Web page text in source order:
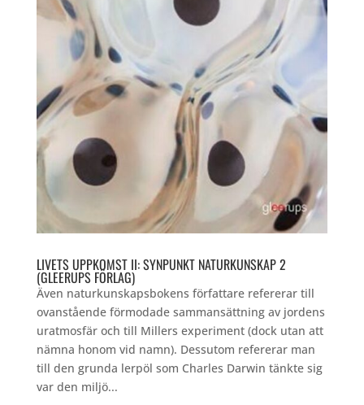
LIVETS UPPKOMST II: SYNPUNKT NATURKUNSKAP 2
(GLEERUPS FÖRLAG)
Även naturkunskapsbokens författare refererar till
ovanstående förmodade sammansättning av jordens
uratmosfär och till Millers experiment (dock utan att
nämna honom vid namn). Dessutom refererar man
till den grunda lerpöl som Charles Darwin tänkte sig
var den miljö...